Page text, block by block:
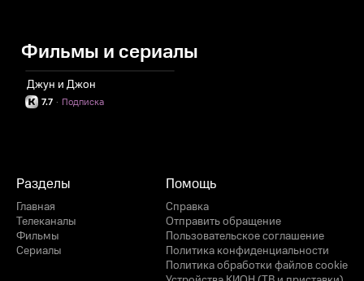
Фильмы и сериалы
Джун и Джон
7.7 Подписка
·
Разделы
Главная
Телеканалы
Фильмы
Сериалы
Помощь
Справка
Отправить обращение
Пользовательское соглашение
Политика конфиденциальности
Политика обработки файлов cookie